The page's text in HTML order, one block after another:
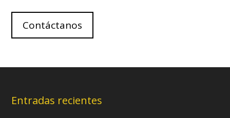
Contáctanos
Entradas recientes